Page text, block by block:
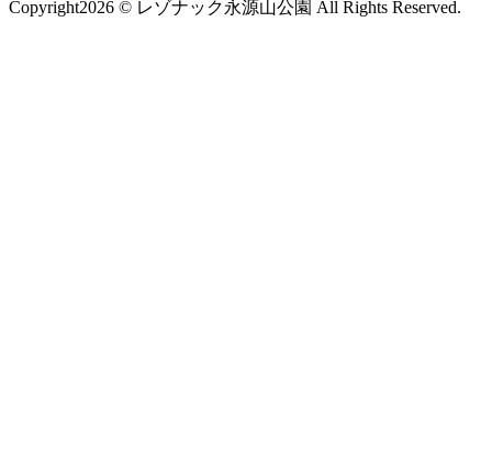
Copyright2026 © レゾナック永源山公園 All Rights Reserved.